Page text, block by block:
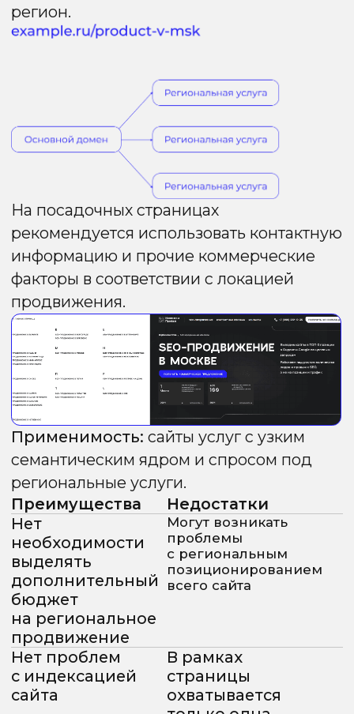
элементы адаптированы под местные
условия. Продвижение ведётся
целенаправленно для каждого региона.
Техническая реализация:
— Каждый поддомен добавляется
в Яндекс. Вебмастер;
— Присваивается уникальный
регион;
— Контент дублируется с мастер-
сайта с программной
уникализацией топонимов.
Преимущества
Недостатки
Максимальная
релевантность
в Яндексе
Google
воспринимает
поддомены
как отдельные
Быстрый рост
позиций
в локальной
выдаче
Ссылочный вес
с основного
домена почти
не передаётся,
что требует
увеличения
бюджета
на линкбилдинг
Самый
популярный
метод в РФ,
множество
готовых решений
для популярных
CMS
Недостаточная
уникализация
может
привести
к «‎склейке»
поддоменов
и проблемам
с индексацией
в Google
Метод 5.Папки /
Директории— Стандарт для
Google